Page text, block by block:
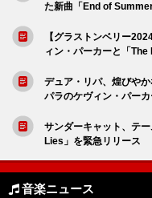
た新曲「End of
【グラストンベリー
ィン・パーカーと「
デュア・リパ、煌びや
パラのケヴィン・パー
サンダーキャット、テ
Lies」を緊急リリース
音楽ニュース